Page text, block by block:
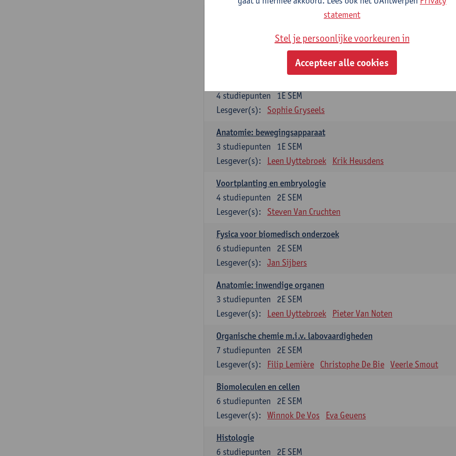
Studium generale in de biomedische wetenschappen deel 1:
1E SEM
Anja Verhulst Sebastiaan De Schepper
1E SEM
4 studiepunten
Lesgever(s):
Sophie Gryseels
Anatomie: bewegingsapparaat
1E SEM
3 studiepunten
Lesgever(s):
Leen Uyttebroek Krik Heusdens
Voortplanting en embryologie
2E SEM
4 studiepunten
Lesgever(s):
Steven Van Cruchten
Fysica voor biomedisch onderzoek
2E SEM
6 studiepunten
Lesgever(s):
Jan Sijbers
Anatomie: inwendige organen
2E SEM
3 studiepunten
Lesgever(s):
Leen Uyttebroek Pieter Van Noten
Organische chemie m.i.v. labovaardigheden
2E SEM
7 studiepunten
Lesgever(s):
Filip Lemière Christophe De Bie Veerle Smout
Biomoleculen en cellen
2E SEM
6 studiepunten
Lesgever(s):
Winnok De Vos Eva Geuens
Histologie
2E SEM
6 studiepunten
statement
Stel je persoonlijke voorkeuren in
Accepteer alle cookies